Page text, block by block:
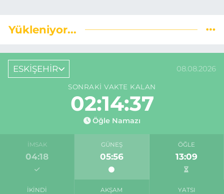
Yükleniyor...
ESKİŞEHİR 08.08.2026
SONRAKI VAKTE KALAN
02:14:37
Öğle Namazı
İMSAK
04:18
GÜNEŞ
05:56
ÖĞLE
13:09
İKINDI AKŞAM YATSI